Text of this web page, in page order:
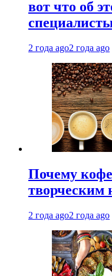
вот что об
2 года ago2 года ago
Почему
творческим
2 года ago2 года ago